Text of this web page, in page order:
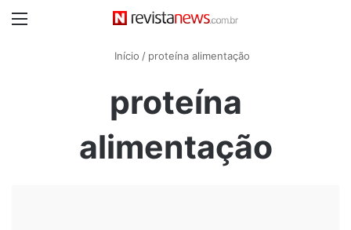
Início / proteína alimentação
proteína
alimentação